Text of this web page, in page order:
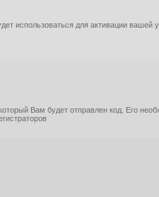
использоваться для активации вашей
Вам будет отправлен код. Его